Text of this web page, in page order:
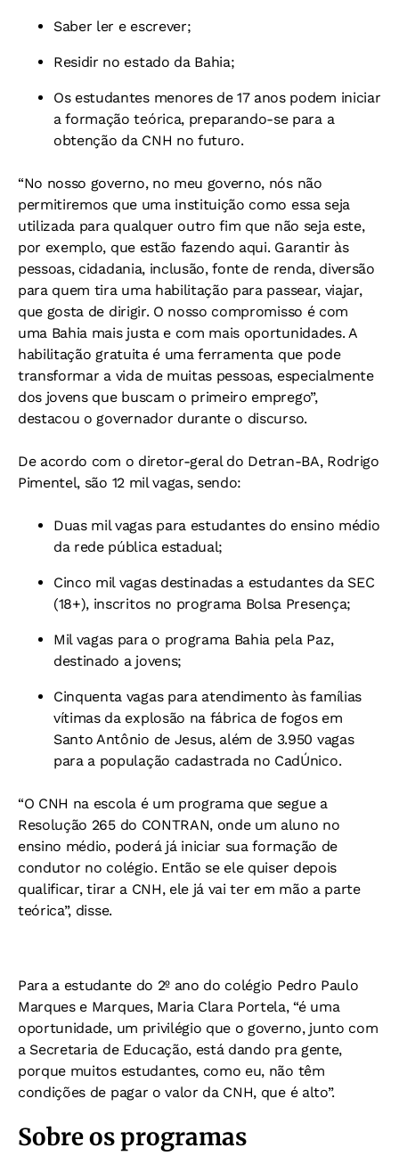
Saber ler e escrever;
Residir no estado da Bahia;
Os estudantes menores de 17 anos podem iniciar
a formação teórica, preparando-se para a
obtenção da CNH no futuro.
“No nosso governo, no meu governo, nós não
permitiremos que uma instituição como essa seja
utilizada para qualquer outro fim que não seja este,
por exemplo, que estão fazendo aqui. Garantir às
pessoas, cidadania, inclusão, fonte de renda, diversão
para quem tira uma habilitação para passear, viajar,
que gosta de dirigir. O nosso compromisso é com
uma Bahia mais justa e com mais oportunidades. A
habilitação gratuita é uma ferramenta que pode
transformar a vida de muitas pessoas, especialmente
dos jovens que buscam o primeiro emprego”,
destacou o governador durante o discurso.
De acordo com o diretor-geral do Detran-BA, Rodrigo
Pimentel, são 12 mil vagas, sendo:
Duas mil vagas para estudantes do ensino médio
da rede pública estadual;
Cinco mil vagas destinadas a estudantes da SEC
(18+), inscritos no programa Bolsa Presença;
Mil vagas para o programa Bahia pela Paz,
destinado a jovens;
Cinquenta vagas para atendimento às famílias
vítimas da explosão na fábrica de fogos em
Santo Antônio de Jesus, além de 3.950 vagas
para a população cadastrada no CadÚnico.
“O CNH na escola é um programa que segue a
Resolução 265 do CONTRAN, onde um aluno no
ensino médio, poderá já iniciar sua formação de
condutor no colégio. Então se ele quiser depois
qualificar, tirar a CNH, ele já vai ter em mão a parte
teórica”, disse.
Para a estudante do 2º ano do colégio Pedro Paulo
Marques e Marques, Maria Clara Portela, “é uma
oportunidade, um privilégio que o governo, junto com
a Secretaria de Educação, está dando pra gente,
porque muitos estudantes, como eu, não têm
condições de pagar o valor da CNH, que é alto”.
Sobre os programas